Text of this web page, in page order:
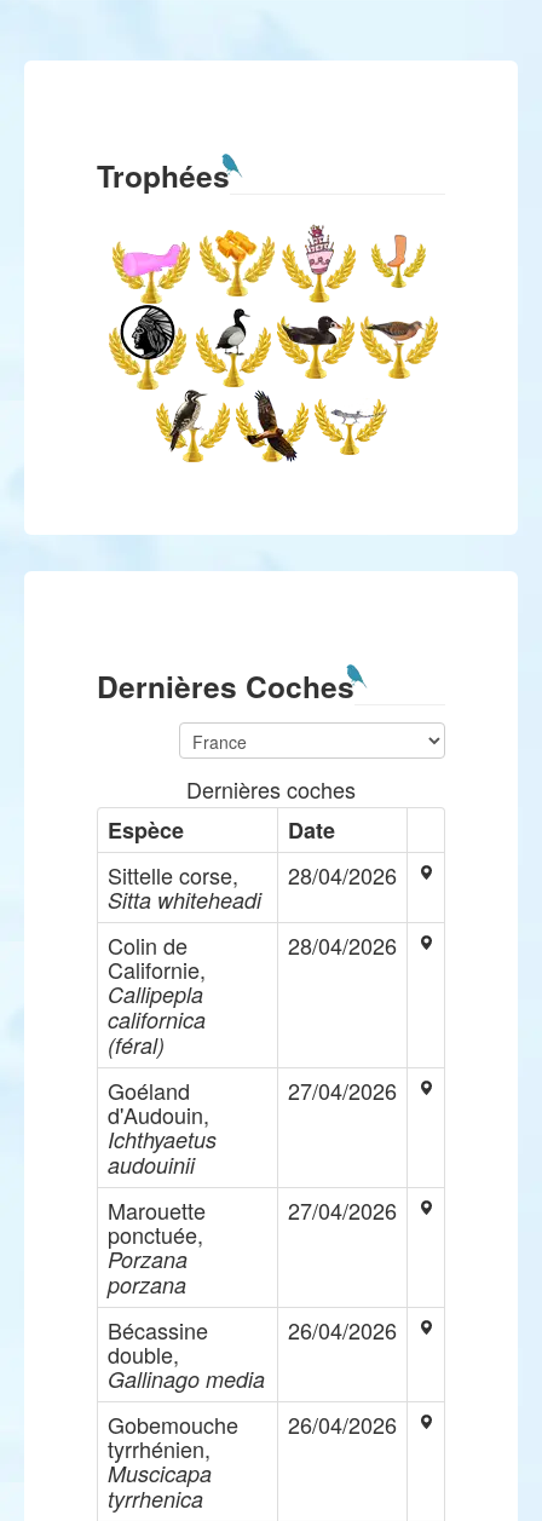
Trophées
Dernières Coches
Dernières coches
Espèce
Date
Sittelle corse,
Sitta whiteheadi
28/04/2026
Colin de
Californie,
Callipepla
californica
(féral)
28/04/2026
Goéland
d'Audouin,
Ichthyaetus
audouinii
27/04/2026
Marouette
ponctuée,
Porzana
porzana
27/04/2026
Bécassine
double,
Gallinago media
26/04/2026
Gobemouche
tyrrhénien,
Muscicapa
tyrrhenica
26/04/2026